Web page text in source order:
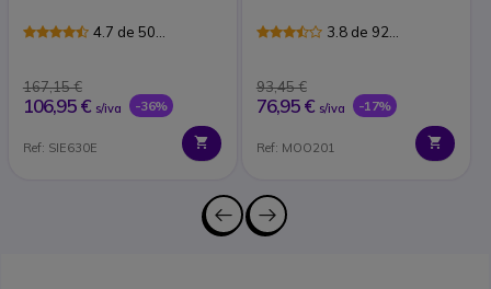
4.7 de 50
167,15 €
106,95 € s/iva -36%
Ref: SIE630E
3.8 de 92
93,45 €
76,95 € s/iva -17%
Ref: MOO201